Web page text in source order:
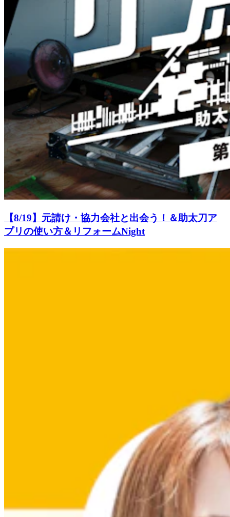
【8/19】元請け・協力会社と出会う！＆助太刀ア
プリの使い方＆リフォームNight